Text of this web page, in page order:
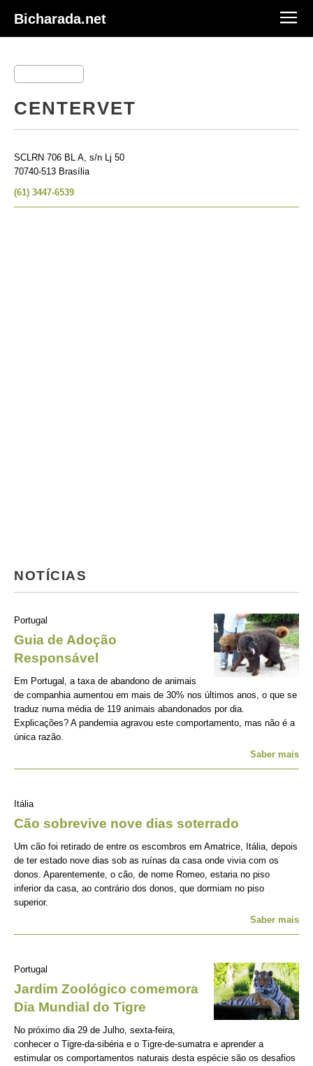
Bicharada.net
CENTERVET
SCLRN 706 BL A, s/n Lj 50
70740-513 Brasília
(61) 3447-6539
NOTÍCIAS
Portugal
Guia de Adoção
Responsável
Em Portugal, a taxa de abandono de animais
de companhia aumentou em mais de 30% nos últimos anos, o que se
traduz numa média de 119 animais abandonados por dia.
Explicações? A pandemia agravou este comportamento, mas não é a
única razão.
Saber mais
Itália
Cão sobrevive nove dias soterrado
Um cão foi retirado de entre os escombros em Amatrice, Itália, depois
de ter estado nove dias sob as ruínas da casa onde vivia com os
donos. Aparentemente, o cão, de nome Romeo, estaria no piso
inferior da casa, ao contrário dos donos, que dormiam no piso
superior.
Saber mais
Portugal
Jardim Zoológico comemora
Dia Mundial do Tigre
No próximo dia 29 de Julho, sexta-feira,
conhecer o Tigre-da-sibéria e o Tigre-de-sumatra e aprender a
estimular os comportamentos naturais desta espécie são os desafios